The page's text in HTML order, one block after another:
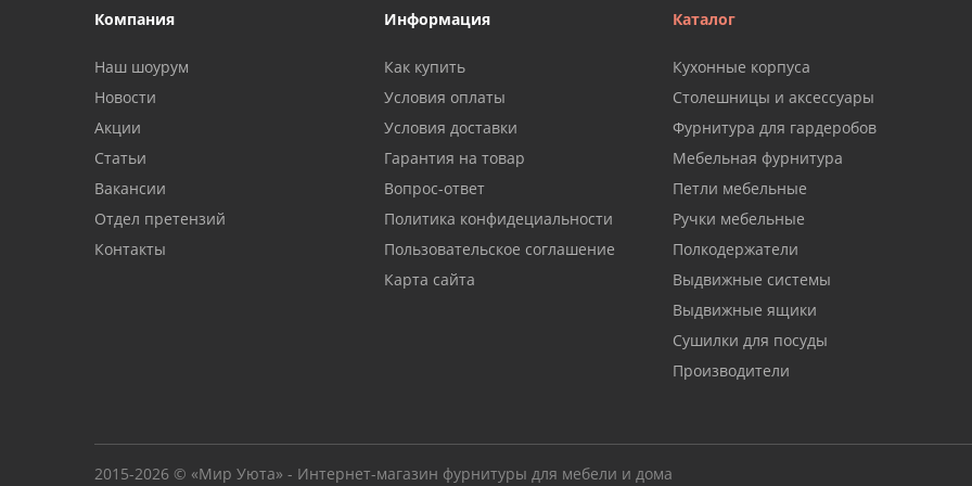
Компания
Наш шоурум
Новости
Акции
Статьи
Вакансии
Отдел претензий
Контакты
Информация
Как купить
Условия оплаты
Условия доставки
Гарантия на товар
Вопрос-ответ
Политика конфидециальности
Пользовательское соглашение
Карта сайта
Каталог
Кухонные корпуса
Столешницы и аксессуары
Фурнитура для гардеробов
Мебельная фурнитура
Петли мебельные
Ручки мебельные
Полкодержатели
Выдвижные системы
Выдвижные ящики
Сушилки для посуды
Производители
2015-2026 © «Мир Уюта» - Интернет-магазин фурнитуры для мебели и дома